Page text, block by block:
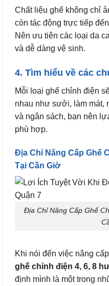
Chất liệu ghế không chỉ
còn tác động trực tiếp
Nên ưu tiên các loại da
và dễ dàng vệ sinh.
4. Tìm hiểu về các
Mỗi loại ghế chỉnh điện
nhau như sưởi, làm mát,
và ngân sách, bạn nên
phù hợp.
Địa Chỉ Nâng Cấp Ghế
Tại Cần Giờ
Địa Chỉ Nâng Cấp Ghế
Khi nói đến việc nâng
ghế chỉnh điện 4, 6, 8
định mình là một trong